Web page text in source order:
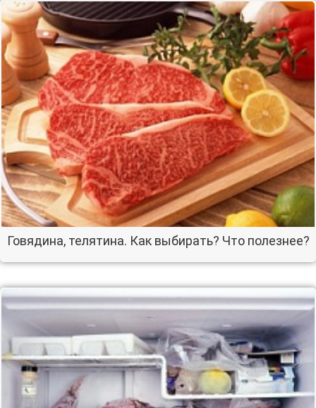
Говядина, телятина. Как выбирать? Что полезнее?